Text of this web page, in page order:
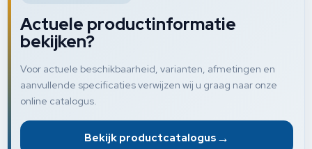
Actuele productinformatie
bekijken?
Voor actuele beschikbaarheid, varianten, afmetingen en
aanvullende specificaties verwijzen wij u graag naar onze
online catalogus.
Bekijk productcatalogus →